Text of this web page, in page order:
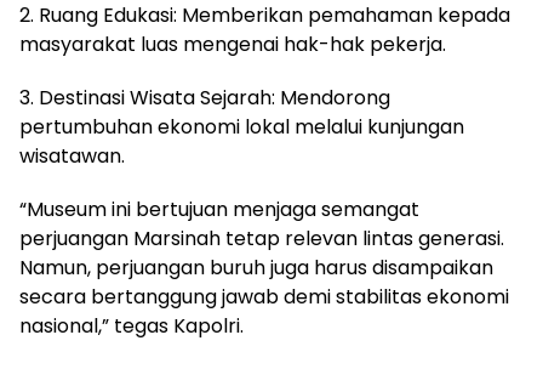
2. Ruang Edukasi: Memberikan pemahaman kepada
masyarakat luas mengenai hak-hak pekerja.
3. Destinasi Wisata Sejarah: Mendorong
pertumbuhan ekonomi lokal melalui kunjungan
wisatawan.
“Museum ini bertujuan menjaga semangat
perjuangan Marsinah tetap relevan lintas generasi.
Namun, perjuangan buruh juga harus disampaikan
secara bertanggung jawab demi stabilitas ekonomi
nasional,” tegas Kapolri.